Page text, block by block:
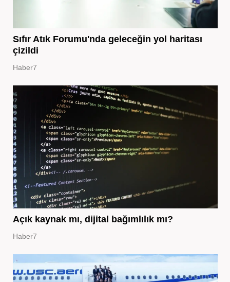
Sıfır Atık Forumu'nda geleceğin yol haritası
çizildi
Haber7
Açık kaynak mı, dijital bağımlılık mı?
Haber7